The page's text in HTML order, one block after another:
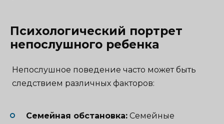
Психологический портрет
непослушного ребенка
Непослушное поведение часто может быть
следствием различных факторов:
Семейная обстановка: Семейные